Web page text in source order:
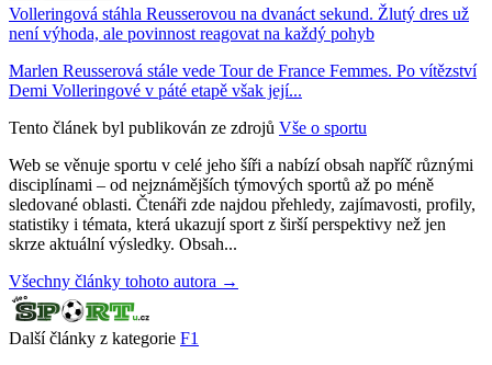
Volleringová stáhla Reusserovou na dvanáct sekund. Žlutý dres už
není výhoda, ale povinnost reagovat na každý pohyb
Marlen Reusserová stále vede Tour de France Femmes. Po vítězství
Demi Volleringové v páté etapě však její...
Tento článek byl publikován ze zdrojů Vše o sportu
Web se věnuje sportu v celé jeho šíři a nabízí obsah napříč různými
disciplínami – od nejznámějších týmových sportů až po méně
sledované oblasti. Čtenáři zde najdou přehledy, zajímavosti, profily,
statistiky i témata, která ukazují sport z širší perspektivy než jen
skrze aktuální výsledky. Obsah...
Všechny články tohoto autora →
Další články z kategorie F1